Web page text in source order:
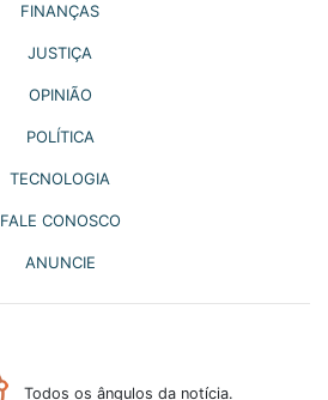
FINANÇAS
JUSTIÇA
OPINIÃO
POLÍTICA
TECNOLOGIA
FALE CONOSCO
ANUNCIE
Todos os ângulos da notícia.